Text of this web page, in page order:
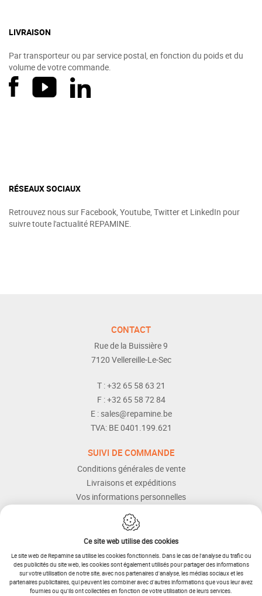
LIVRAISON
Par transporteur ou par service postal, en fonction du poids et du
volume de votre commande.
RÉSEAUX SOCIAUX
Retrouvez nous sur Facebook, Youtube, Twitter et LinkedIn pour
suivre toute l'actualité REPAMINE.
CONTACT
Rue de la Buissière 9
7120 Vellereille-Le-Sec
T :+32 65 58 63 21
F :+32 65 58 72 84
E :sales@repamine.be
TVA: BE 0401.199.621
SUIVI DE COMMANDE
Conditions générales de vente
Livraisons et expéditions
Vos informations personnelles
Modes de paiement
Services Après-vente
Aide et assistance
Ce site web utilise des cookies
Le site web de Repamine sa utilise les cookies fonctionnels. Dans le cas de l'analyse du trafic ou
des publicités du site web, les cookies sont également utilisés pour partager des informations
sur votre utilisation de notre site, avec nos partenaires d'analyse, les médias sociaux et les
partenaires publicitaires, qui peuvent les combiner avec d'autres informations que vous leur avez
fournies ou qu'ils ont collectées en fonction de votre utilisation de leurs services.